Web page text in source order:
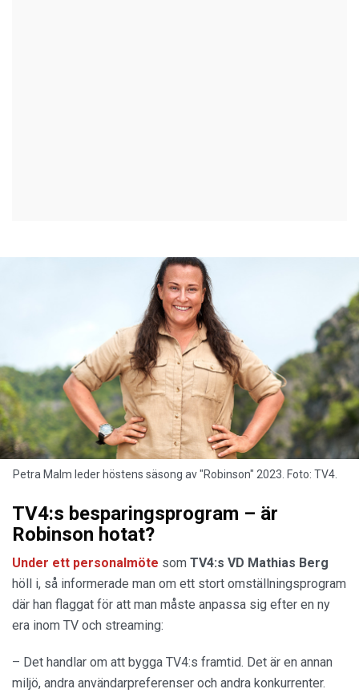
Petra Malm leder höstens säsong av "Robinson" 2023. Foto: TV4.
TV4:s besparingsprogram – är
Robinson hotat?
Under ett personalmöte som TV4:s VD Mathias Berg
höll i, så informerade man om ett stort omställningsprogram
där han flaggat för att man måste anpassa sig efter en ny
era inom TV och streaming:
– Det handlar om att bygga TV4:s framtid. Det är en annan
miljö, andra användarpreferenser och andra konkurrenter.